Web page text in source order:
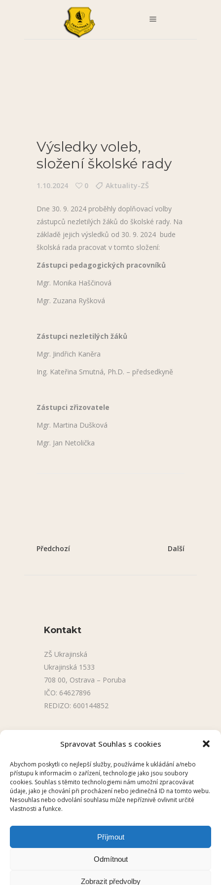
Spravovat Souhlas s cookies
Abychom poskytli co nejlepší služby, používáme k ukládání a/nebo
přístupu k informacím o zařízení, technologie jako jsou soubory
cookies. Souhlas s těmito technologiemi nám umožní zpracovávat
údaje, jako je chování při procházení nebo jedinečná ID na tomto webu.
Nesouhlas nebo odvolání souhlasu může nepříznivě ovlivnit určité
vlastnosti a funkce.
Příjmout
Odmítnout
Zobrazit předvolby
Výsledky voleb,
složení školské rady
1.10.2024 0 Aktuality-ZŠ
Dne 30. 9. 2024 proběhly doplňovací volby
zástupců nezletilých žáků do školské rady. Na
základě jejich výsledků od 30. 9. 2024 bude
školská rada pracovat v tomto složení:
Zástupci pedagogických pracovníků
Mgr. Monika Haščinová
Mgr. Zuzana Ryšková
Zástupci nezletilých žáků
Mgr. Jindřich Kaněra
Ing. Kateřina Smutná, Ph.D. – předsedkyně
Zástupci zřizovatele
Mgr. Martina Dušková
Mgr. Jan Netolička
Předchozí Další
Kontakt
ZŠ Ukrajinská
Ukrajinská 1533
708 00, Ostrava – Poruba
IČO: 64627896
REDIZO: 600144852
Úřední deska
Školní aplikace
2025 © ZŠ UKRAJINSKÁ, OSTRAVA –